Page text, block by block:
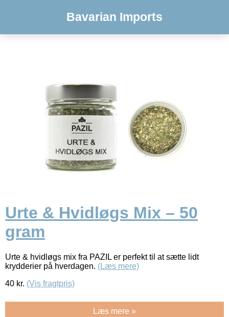
Bavarian Imports
Urte & Hvidløgs Mix – 50
gram
Urte & hvidløgs mix fra PAZIL er perfekt til at sætte lidt
krydderier på hverdagen. (Læs mere)
40 kr. (Vis fragtpris)
Læs mere »